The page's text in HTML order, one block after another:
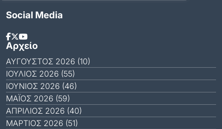
Social Media
Αρχείο
ΑΎΓΟΥΣΤΟΣ 2026 (10)
ΙΟΎΛΙΟΣ 2026 (55)
ΙΟΎΝΙΟΣ 2026 (46)
ΜΆΙΟΣ 2026 (59)
ΑΠΡΊΛΙΟΣ 2026 (40)
ΜΆΡΤΙΟΣ 2026 (51)